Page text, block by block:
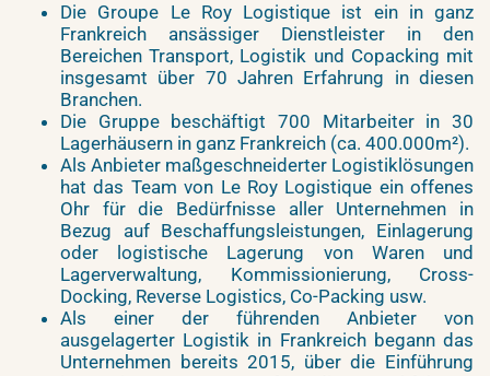
Die Groupe Le Roy Logistique ist ein in ganz
Frankreich ansässiger Dienstleister in den
Bereichen Transport, Logistik und Copacking mit
insgesamt über 70 Jahren Erfahrung in diesen
Branchen.
Die Gruppe beschäftigt 700 Mitarbeiter in 30
Lagerhäusern in ganz Frankreich (ca. 400.000m²).
Als Anbieter maßgeschneiderter Logistiklösungen
hat das Team von Le Roy Logistique ein offenes
Ohr für die Bedürfnisse aller Unternehmen in
Bezug auf Beschaffungsleistungen, Einlagerung
oder logistische Lagerung von Waren und
Lagerverwaltung, Kommissionierung, Cross-
Docking, Reverse Logistics, Co-Packing usw.
Als einer der führenden Anbieter von
ausgelagerter Logistik in Frankreich begann das
Unternehmen bereits 2015, über die Einführung